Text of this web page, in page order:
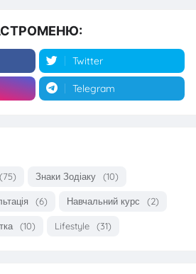
Twitter
Telegram
(75) Знаки Зодіаку (10)
(6) Навчальний курс (2)
(10) Lifestyle (31)